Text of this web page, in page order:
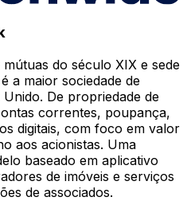
do século XIX e sede
a maior sociedade de
De propriedade de
correntes, poupança,
digitais, com foco em valor
aos acionistas. Uma
baseado em aplicativo
de imóveis e serviços
de associados.